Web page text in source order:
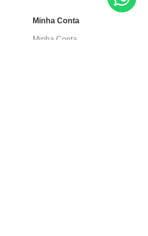
Minha Conta
Minha Conta